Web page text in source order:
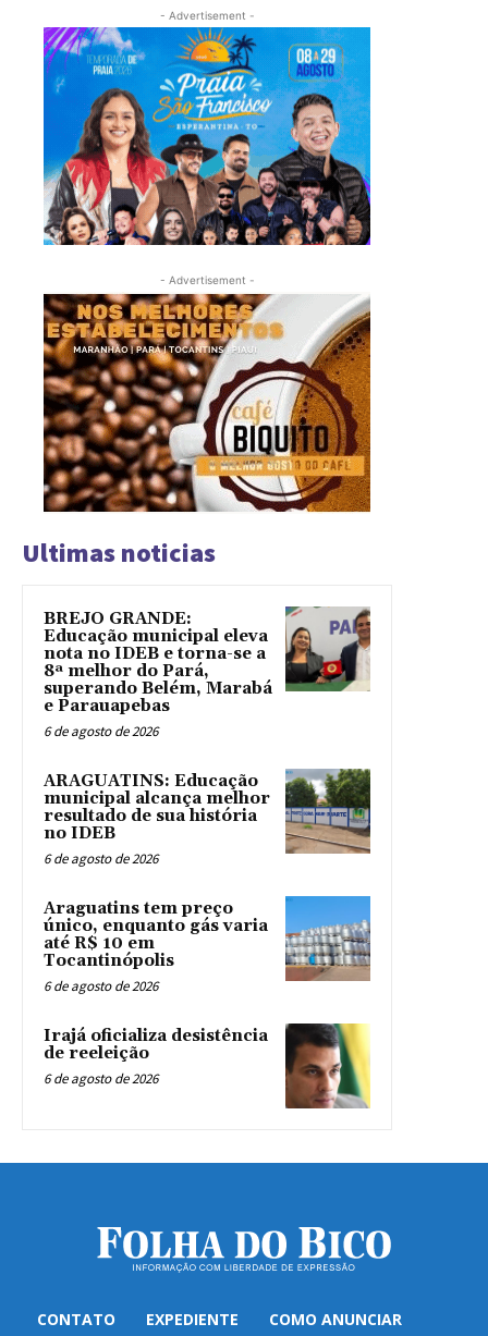
- Advertisement -
- Advertisement -
Ultimas noticias
BREJO GRANDE:
Educação municipal eleva
nota no IDEB e torna-se a
8ª melhor do Pará,
superando Belém, Marabá
e Parauapebas
6 de agosto de 2026
ARAGUATINS: Educação
municipal alcança melhor
resultado de sua história
no IDEB
6 de agosto de 2026
Araguatins tem preço
único, enquanto gás varia
até R$ 10 em
Tocantinópolis
6 de agosto de 2026
Irajá oficializa desistência
de reeleição
6 de agosto de 2026
CONTATO EXPEDIENTE COMO ANUNCIAR